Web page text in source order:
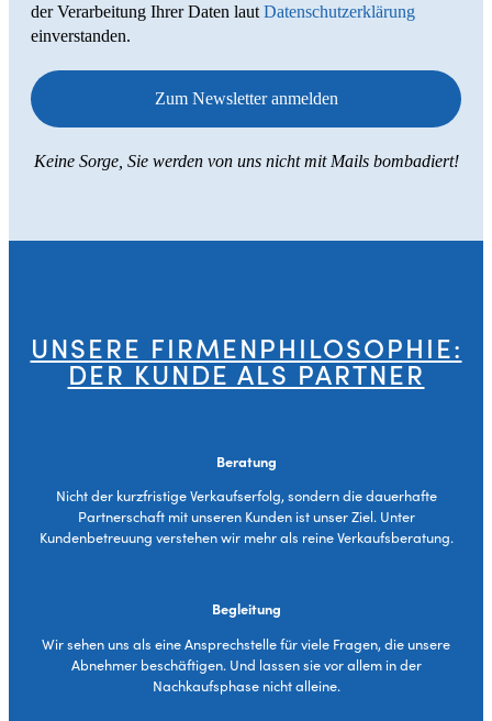
der Verarbeitung Ihrer Daten laut Datenschutzerklärung
einverstanden.
Keine Sorge, Sie werden von uns nicht mit Mails bombadiert!
UNSERE FIRMENPHILOSOPHIE:
DER KUNDE ALS PARTNER
Beratung
Nicht der kurzfristige Verkaufserfolg, sondern die dauerhafte
Partnerschaft mit unseren Kunden ist unser Ziel. Unter
Kundenbetreuung verstehen wir mehr als reine Verkaufsberatung.
Begleitung
Wir sehen uns als eine Ansprechstelle für viele Fragen, die unsere
Abnehmer beschäftigen. Und lassen sie vor allem in der
Nachkaufsphase nicht alleine.